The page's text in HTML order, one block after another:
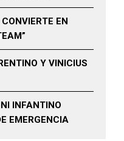
EN
Y VINICIUS
INFANTINO
EMERGENCIA